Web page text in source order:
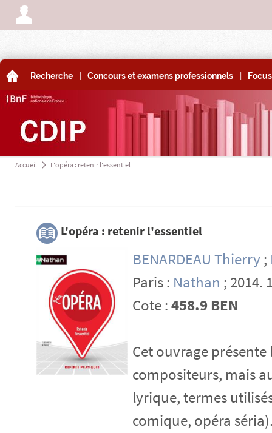
A
A Recherche | Concours et examens professionnels | Focus
Accueil a L'opéra : retenir l'essentiel
3 L'opéra : retenir l'essentiel
BENARDEAU Thierry;
Paris : Nathan ; 2014.
Cote :458.9 BEN
Cet ouvrage
compositeurs, mais
lyrique, termes
comique, opéra